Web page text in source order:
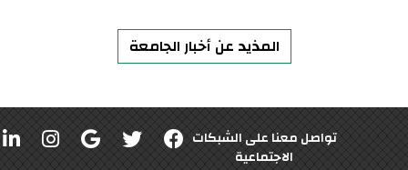
المذيد عن أخبار الجامعة
تواصل معنا على الشبكات
الاجتماعية